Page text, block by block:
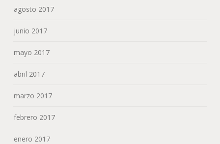
agosto 2017
junio 2017
mayo 2017
abril 2017
marzo 2017
febrero 2017
enero 2017